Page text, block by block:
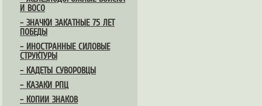
И ВОСО
– ЗНАЧКИ ЗАКАТНЫЕ 75 ЛЕТ
ПОБЕДЫ
– ИНОСТРАННЫЕ СИЛОВЫЕ
СТРУКТУРЫ
– КАДЕТЫ СУВОРОВЦЫ
– КАЗАКИ РПЦ
– КОПИИ ЗНАКОВ